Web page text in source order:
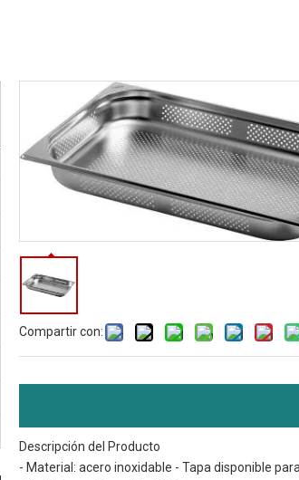
Compartir con:
Descripción del Producto
- Material: acero inoxidable - Tapa disponible